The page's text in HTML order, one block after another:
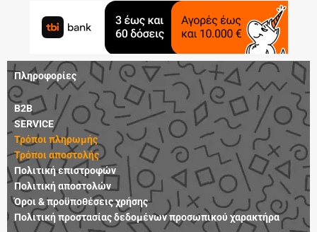
Πληροφορίες
B2B
SERVICE
Τρόποι πληρωμής
Τρόποι αποστολής
Πολιτική επιστροφών
Πολιτική αποστολών
Όροι & προϋποθέσεις χρήσης
Πολιτική προστασίας δεδομένων προσωπικού χαρακτήρα